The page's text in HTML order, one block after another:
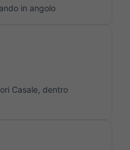
in angolo
Casale, dentro